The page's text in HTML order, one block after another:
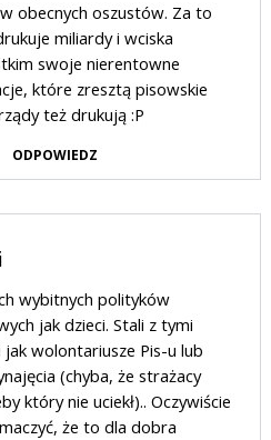
obecnych oszustów. Za to
miliardy i wciska
swoje nierentowne
które zresztą pisowskie
też drukują :P
ODPOWIEDZ
wybitnych polityków
jak dzieci. Stali z tymi
wolontariusze Pis-u lub
(chyba, że strażacy
który nie uciekł).. Oczywiście
że to dla dobra